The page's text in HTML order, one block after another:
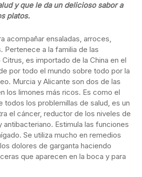
y que le da un delicioso sabor a
platos.
acompañar ensaladas, arroces,
Pertenece a la familia de las
es importado de la China en el
por todo el mundo sobre todo por la
Murcia y Alicante son dos de las
los limones más ricos. Es como el
todos los problemillas de salud, es un
el cáncer, reductor de los niveles de
antibacteriano. Estimula las funciones
Se utiliza mucho en remedios
dolores de garganta haciendo
que aparecen en la boca y para